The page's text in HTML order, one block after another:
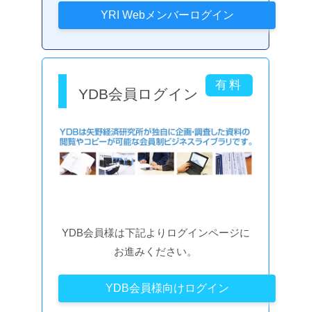
YDB会員ログイン
YDB会員様は下記よりログインページに
お進みください。
YDB会員様向けログイン